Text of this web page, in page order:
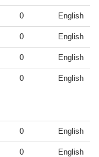
0 English
0 English
0 English
0 English
0 English
0 English